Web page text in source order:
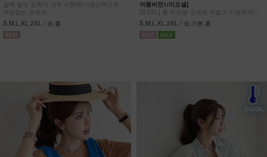
살에 닿는 감촉이 너무 시원해!기장선택으로
부담없는 숏팬츠
S,M,L,XL,2XL / 숏,롱
여름버전1/리오셀]
[S-2XL] 쿨 리오셀 소재로 가볍고 시원하게!
사이드 절개 쿨링 데님팬츠
S,M,L,XL,2XL / 숏,기본,롱